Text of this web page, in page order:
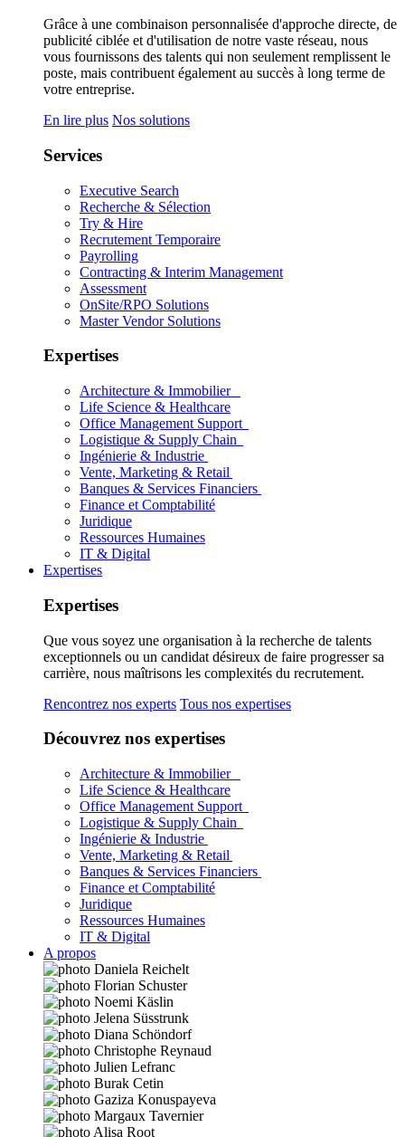
Grâce à une combinaison personnalisée d'approche directe, de
publicité ciblée et d'utilisation de notre vaste réseau, nous
vous fournissons des talents qui non seulement remplissent le
poste, mais contribuent également au succès à long terme de
votre entreprise.
En lire plus Nos solutions
Services
Executive Search
Recherche & Sélection
Try & Hire
Recrutement Temporaire
Payrolling
Contracting & Interim Management
Assessment
OnSite/RPO Solutions
Master Vendor Solutions
Expertises
Architecture & Immobilier
Life Science & Healthcare
Office Management Support
Logistique & Supply Chain
Ingénierie & Industrie
Vente, Marketing & Retail
Banques & Services Financiers
Finance et Comptabilité
Juridique
Ressources Humaines
IT & Digital
Expertises
Expertises
Que vous soyez une organisation à la recherche de talents
exceptionnels ou un candidat désireux de faire progresser sa
carrière, nous maîtrisons les complexités du recrutement.
Rencontrez nos experts Tous nos expertises
Découvrez nos expertises
Architecture & Immobilier
Life Science & Healthcare
Office Management Support
Logistique & Supply Chain
Ingénierie & Industrie
Vente, Marketing & Retail
Banques & Services Financiers
Finance et Comptabilité
Juridique
Ressources Humaines
IT & Digital
A propos